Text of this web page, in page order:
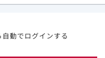
動でログインする